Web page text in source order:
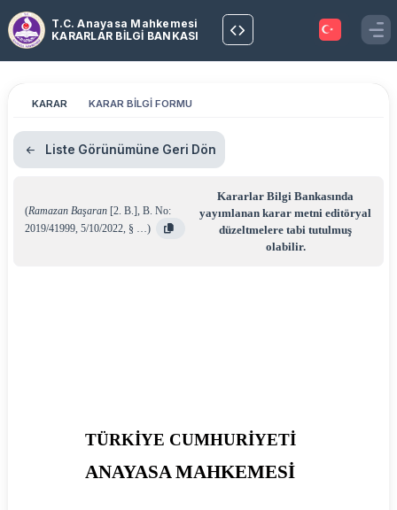
T.C. Anayasa Mahkemesi
KARARLAR BİLGİ BANKASI
KARAR KARAR BİLGİ FORMU
Liste Görünümüne Geri Dön
(Ramazan Başaran [2. B.], B. No:
2019/41999, 5/10/2022, § …)
Kararlar Bilgi Bankasında
yayımlanan karar metni editöryal
düzeltmelere tabi tutulmuş
olabilir.